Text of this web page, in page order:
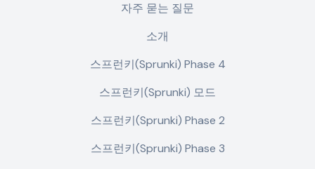
자주 묻는 질문
소개
스프런키(Sprunki) Phase 4
스프런키(Sprunki) 모드
스프런키(Sprunki) Phase 2
스프런키(Sprunki) Phase 3